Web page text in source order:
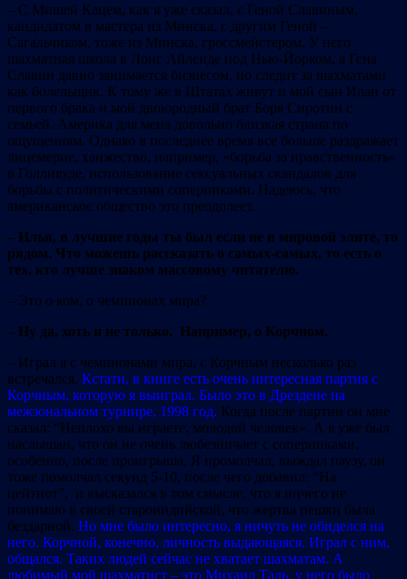
– С Мишей Кацем, как я уже сказал, с Геной Славиным,
кандидатом в мастера из Минска, с другим Геной –
Сагальчиком, тоже из Минска, гроссмейстером. У него
шахматная школа в Лонг Айленде под Нью-Йорком, а Гена
Славин давно занимается бизнесом, но следит за шахматами
как болельщик. К тому же в Штатах живут и мой сын Илан от
первого брака и мой двоюродный брат Боря Сиротин с
семьей. Америка для меня довольно близкая страна по
ощущениям. Однако в последнее время все больше раздражает
лицемерие, ханжество, например, «борьба за нравственность»
в Голливуде, использование сексуальных скандалов для
борьбы с политическими соперниками. Надеюсь, что
американское общество это преодолеет.
– Илья, в лучшие годы ты был если не в мировой элите, то
рядом. Что можешь рассказать о самых-самых, то есть о
тех, кто лучше знаком массовому читателю.
– Это о ком, о чемпионах мира?
– Ну да, хоть и не только. Например, о Корчном.
– Играл я с чемпионами мира, с Корчным несколько раз
встречался. Кстати, в книге есть очень интересная партия с
Корчным, которую я выиграл. Было это в Дрездене на
межзональном турнире, 1998 год. Когда после партии он мне
сказал: “Неплохо вы играете, молодой человек». А я уже был
наслышан, что он не очень любезничает с соперниками,
особенно, после проигрыша. Я промолчал, выждал паузу, он
тоже помолчал секунд 5-10, после чего добавил: “На
цейтнот”, и высказался в том смысле, что я ничего не
понимаю в своей староиндийской, что жертва пешки была
бездарной. Но мне было интересно, я ничуть не обиделся на
него. Корчной, конечно, личность выдающаяся. Играл с ним,
общался. Таких людей сейчас не хватает шахматам. А
любимый мой шахматист – это Михаил Таль, у него было